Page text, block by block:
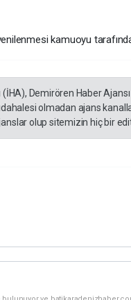
kamuoyu
Demirören Haber
olmadan ajans
olup sitemizin hiç bir